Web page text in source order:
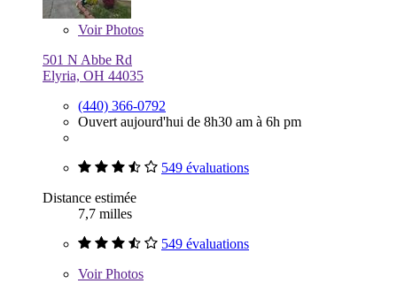
VoirPhotos
501 N Abbe Rd
Elyria, OH 44035
(440) 366-0792
Ouvert aujourd'hui de 8h30 am à 6h pm
549 évaluations
Distance estimée
7,7 milles
549 évaluations
VoirPhotos